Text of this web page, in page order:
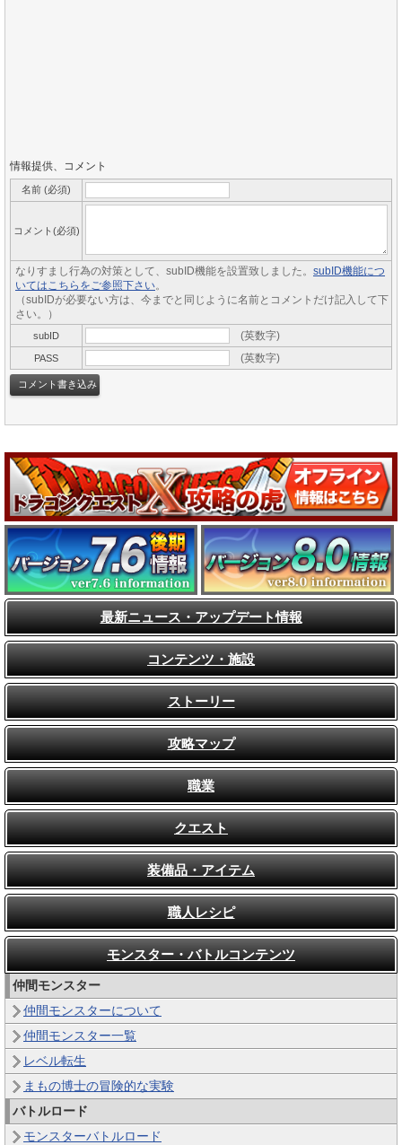
情報提供、コメント
名前 (必須)
コメント(必須)
なりすまし行為の対策として、subID機能を設置致しました。 subID機能につ
いてはこちらをご参照下さい。
（subIDが必要ない方は、今までと同じように名前とコメントだけ記入して下
さい。）
subID (英数字)
PASS (英数字)
最新ニュース・アップデート情報
コンテンツ・施設
ストーリー
攻略マップ
職業
クエスト
装備品・アイテム
職人レシピ
モンスター・バトルコンテンツ
仲間モンスター
仲間モンスターについて
仲間モンスター一覧
レベル転生
まもの博士の冒険的な実験
バトルロード
モンスターバトルロード